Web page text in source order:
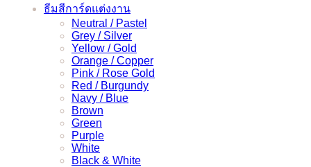
ธีมสีการ์ดแต่งงาน
Neutral / Pastel
Grey / Silver
Yellow / Gold
Orange / Copper
Pink / Rose Gold
Red / Burgundy
Navy / Blue
Brown
Green
Purple
White
Black & White